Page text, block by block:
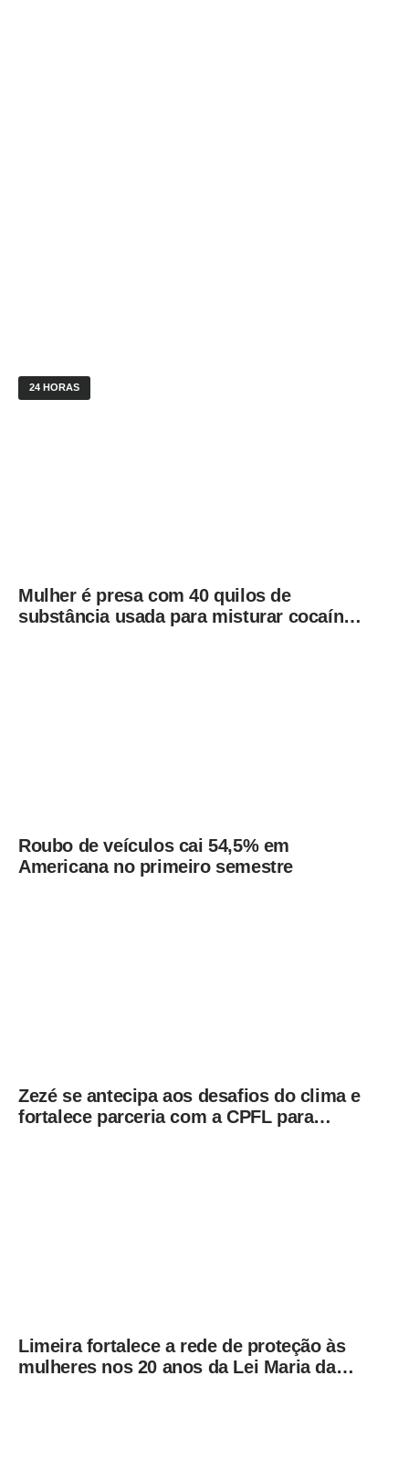
24 HORAS
Mulher é presa com 40 quilos de
substância usada para misturar cocaína
Roubo de veículos cai 54,5% em
Americana no primeiro semestre
Zezé se antecipa aos desafios do clima e
fortalece parceria com a CPFL para
Limeira fortalece a rede de proteção às
mulheres nos 20 anos da Lei Maria da